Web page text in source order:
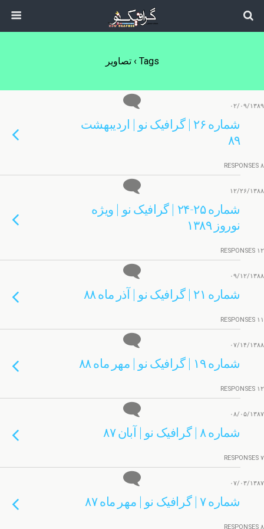
Tags › تصاویر
۰۲/۰۹/۱۳۸۹
شماره ۲۶ | گرافیک نو | اردیبهشت
۸۹
۸ RESPONSES
۱۲/۲۶/۱۳۸۸
شماره ۲۵-۲۴ | گرافیک نو | ویژه
نوروز ۱۳۸۹
۱۲ RESPONSES
۰۹/۱۲/۱۳۸۸
شماره ۲۱ | گرافیک نو | آذر ماه ۸۸
۱۱ RESPONSES
۰۷/۱۴/۱۳۸۸
شماره ۱۹ | گرافیک نو | مهر ماه ۸۸
۱۲ RESPONSES
۰۸/۰۵/۱۳۸۷
شماره ۸ | گرافیک نو | آبان ۸۷
۷ RESPONSES
۰۷/۰۳/۱۳۸۷
شماره ۷ | گرافیک نو | مهر ماه ۸۷
۸ RESPONSES